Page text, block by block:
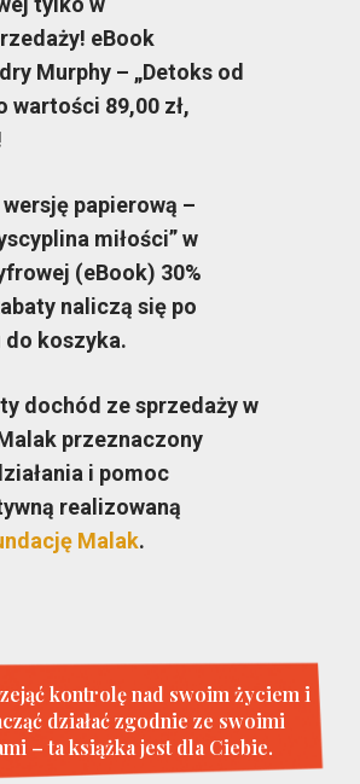
eBook
Murphy – „Detoks od
wartości 89,00 zł,
papierową –
miłości” w
(eBook) 30%
naliczą się po
do koszyka.
dochód ze sprzedaży w
przeznaczony
i pomoc
realizowaną
Malak.
kontrolę nad swoim życiem i
działać zgodnie ze swoimi
– ta książka jest dla Ciebie.